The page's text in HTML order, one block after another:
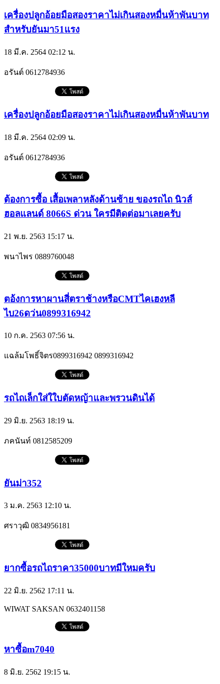
เครื่องปลูกอ้อยมือสองราคาไม่เกินสองหมื่นห้าพันบาท
สำหรับยันมา51แรง
18 มี.ค. 2564 02:12 น.
อรันต์ 0612784936
เครื่องปลูกอ้อยมือสองราคาไม่เกินสองหมื่นห้าพันบาท
18 มี.ค. 2564 02:09 น.
อรันต์ 0612784936
ต้องการซื้อ เสื้อเพลาหลังด้านซ้าย ของรถไถ นิวส์
ฮอลแลนด์ 8066S ด่วน ใครมีติดต่อมาเลยครับ
21 พ.ย. 2563 15:17 น.
พนาไพร 0889760048
ตอ้งการหาผานสี่ตราช้างหรือCMTไคเฮงหลี
ไบ26ดว่น0899316942
10 ก.ค. 2563 07:56 น.
แฉล้มโพธิ์จิตร0899316942 0899316942
รถไถเล็กใส่ใใบตัดหญ้าและพรวนดินได้
29 มิ.ย. 2563 18:19 น.
ภคนันท์ 0812585209
ยันม่า352
3 ม.ค. 2563 12:10 น.
ศราวุฒิ​ 0834956181
ยากซื้อรถไถราคา35000บาทมีใหมครับ
22 มิ.ย. 2562 17:11 น.
WIWAT SAKSAN 0632401158
หาซื้อm7040
8 มิ.ย. 2562 19:15 น.